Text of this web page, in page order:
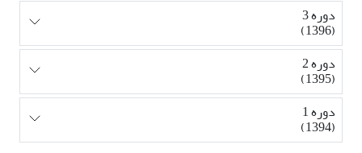
دوره 3
(1396)
دوره 2
(1395)
دوره 1
(1394)